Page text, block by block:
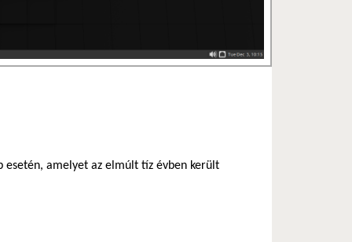
esetén, amelyet az elmúlt tíz évben került